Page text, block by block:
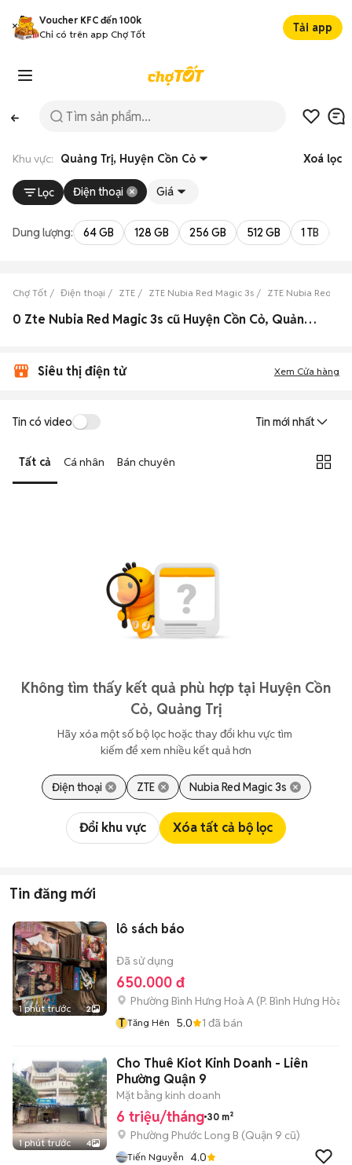
Voucher KFC đến 100k
Chỉ có trên app Chợ Tốt
Tải app
Khu vực: Quảng Trị, Huyện Cồn Cỏ Xoá lọc
Lọc Điện thoại Giá
Dung lượng: 64 GB 128 GB 256 GB 512 GB 1 TB
Chợ Tốt Điện thoại ZTE ZTE Nubia Red Magic 3s ZTE Nubia Red
0 Zte Nubia Red Magic 3s cũ Huyện Cồn Cỏ, Quảng Trị đẹp
Siêu thị điện tử Xem Cửa hàng
Tin có video Tin mới nhất
Tất cả Cá nhân Bán chuyên
Không tìm thấy kết quả phù hợp tại Huyện Cồn
Cỏ, Quảng Trị
Hãy xóa một số bộ lọc hoặc thay đổi khu vực tìm
kiếm để xem nhiều kết quả hơn
Điện thoại ZTE Nubia Red Magic 3s
Đổi khu vực Xóa tất cả bộ lọc
Tin đăng mới
1 phút trước 2
lô sách báo
Đã sử dụng
650.000 đ
Phường Bình Hưng Hoà A (P. Bình Hưng Hòa
T Tăng Hên 5.0 1 đã bán
1 phút trước 4
Cho Thuê Kiot Kinh Doanh - Liên
Phường Quận 9
Mặt bằng kinh doanh
6 triệu/tháng 30 m²
Phường Phước Long B (Quận 9 cũ)
Tiến Nguyễn 4.0